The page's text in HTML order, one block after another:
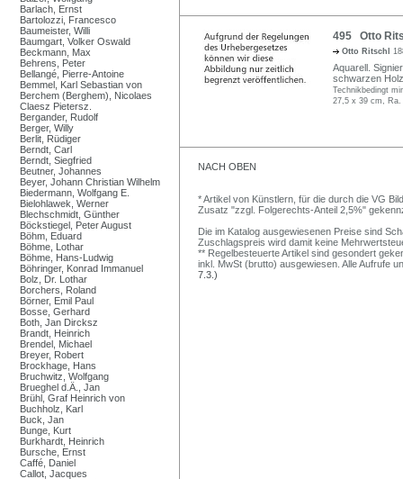
Barlach, Ernst
Bartolozzi, Francesco
Baumeister, Willi
Baumgart, Volker Oswald
Beckmann, Max
Behrens, Peter
Bellangé, Pierre-Antoine
Bemmel, Karl Sebastian von
Berchem (Berghem), Nicolaes
Claesz Pietersz.
Bergander, Rudolf
Berger, Willy
Berlit, Rüdiger
Berndt, Carl
Berndt, Siegfried
Beutner, Johannes
Beyer, Johann Christian Wilhelm
Biedermann, Wolfgang E.
Bielohlawek, Werner
Blechschmidt, Günther
Böckstiegel, Peter August
Böhm, Eduard
Böhme, Lothar
Böhme, Hans-Ludwig
Böhringer, Konrad Immanuel
Bolz, Dr. Lothar
Borchers, Roland
Börner, Emil Paul
Bosse, Gerhard
Both, Jan Dircksz
Brandt, Heinrich
Brendel, Michael
Breyer, Robert
Brockhage, Hans
Bruchwitz, Wolfgang
Brueghel d.Ä., Jan
Brühl, Graf Heinrich von
Buchholz, Karl
Buck, Jan
Bunge, Kurt
Burkhardt, Heinrich
Bursche, Ernst
Caffé, Daniel
Callot, Jacques
495 Otto
Otto Ritschl
Aquarell.
schwarzen
Technikbedingt
27,5 x 39 cm,
NACH OBEN
* Artikel von Künstlern, für die durch die VG
Zusatz "zzgl. Folgerechts-Anteil 2,5%"
Die im Katalog ausgewiesenen Preise sind
Zuschlagspreis wird damit keine
** Regelbesteuerte Artikel sind gesondert
inkl. MwSt (brutto) ausgewiesen. Alle Aufrufe
7.3.)